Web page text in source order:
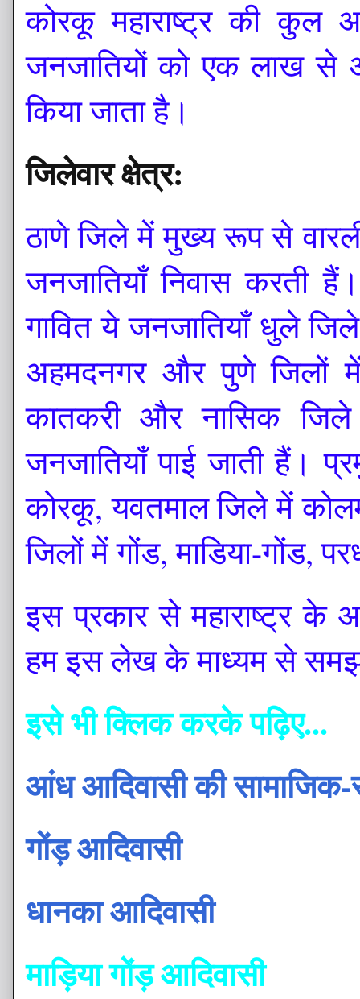
कोरकू महाराष्ट्र की कुल
जनजातियों को एक लाख से
किया जाता है।
जिलेवार क्षेत्र:
ठाणे जिले में मुख्य रूप से
जनजातियाँ निवास करती
गावित ये जनजातियाँ धुले
अहमदनगर और पुणे जिलों
कातकरी और नासिक
जनजातियाँ पाई जाती हैं।
कोरकू, यवतमाल जिले में
जिलों में गोंड, माडिया-गोंड,
इस प्रकार से महाराष्ट्र के
हम इस लेख के माध्यम से
इसे भी क्लिक करके पढ़िए...
आंध आदिवासी की
गोंड़ आदिवासी
धानका आदिवासी
माड़िया गोंड़ आदिवासी